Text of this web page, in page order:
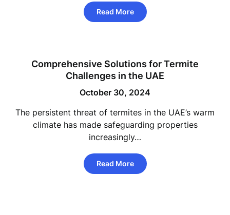
Read More
Comprehensive Solutions for Termite
Challenges in the UAE
October 30, 2024
The persistent threat of termites in the UAE’s warm
climate has made safeguarding properties
increasingly…
Read More